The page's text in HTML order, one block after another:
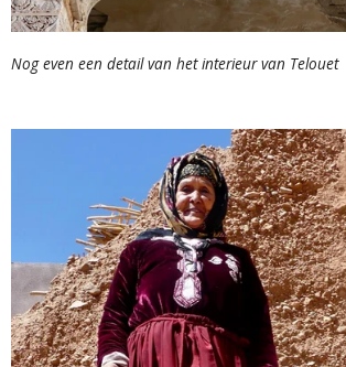
Nog even een detail van het interieur van Telouet